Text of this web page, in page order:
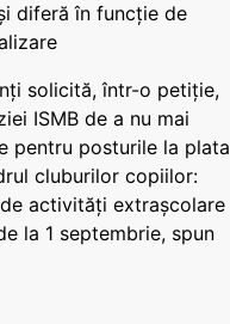
diferă în funcție de
solicită, într-o petiție,
ISMB de a nu mai
pentru posturile la plata
cluburilor copiilor:
activități extrașcolare
la 1 septembrie, spun